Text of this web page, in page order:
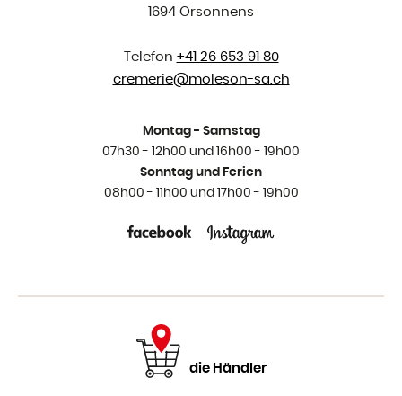
1694 Orsonnens
Telefon +41 26 653 91 80
cremerie@moleson-sa.ch
Montag - Samstag
07h30 - 12h00 und 16h00 - 19h00
Sonntag und Ferien
08h00 - 11h00 und 17h00 - 19h00
die Händler